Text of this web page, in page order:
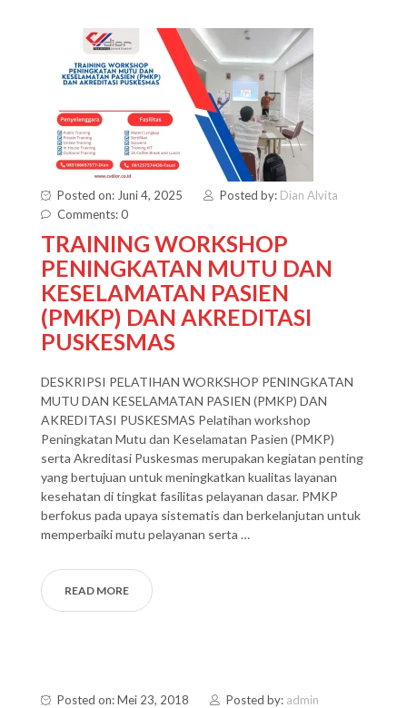
Posted on: Juni 4, 2025 Posted by: Dian Alvita
Comments: 0
TRAINING WORKSHOP
PENINGKATAN MUTU DAN
KESELAMATAN PASIEN
(PMKP) DAN AKREDITASI
PUSKESMAS
DESKRIPSI PELATIHAN WORKSHOP PENINGKATAN
MUTU DAN KESELAMATAN PASIEN (PMKP) DAN
AKREDITASI PUSKESMAS Pelatihan workshop
Peningkatan Mutu dan Keselamatan Pasien (PMKP)
serta Akreditasi Puskesmas merupakan kegiatan penting
yang bertujuan untuk meningkatkan kualitas layanan
kesehatan di tingkat fasilitas pelayanan dasar. PMKP
berfokus pada upaya sistematis dan berkelanjutan untuk
memperbaiki mutu pelayanan serta …
READ MORE
Posted on: Mei 23, 2018 Posted by: admin